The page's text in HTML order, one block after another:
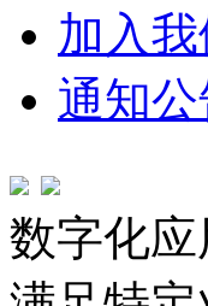
加入我
通知
数字化